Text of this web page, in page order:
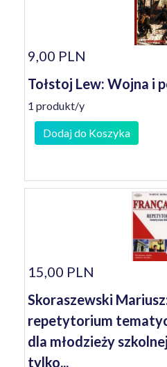
9,00 PLN
Tołstoj Lew: Wojna i
1 produkt/y
Dodaj do Koszyka
15,00 PLN
Skoraszewski
repetytorium
dla młodzieży
tylko...